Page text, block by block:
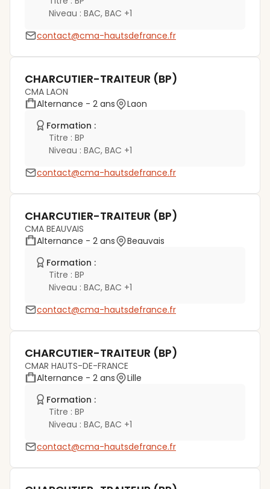
Niveau : BAC, BAC +1
contact@cma-hautsdefrance.fr
CHARCUTIER-TRAITEUR (BP)
CMA LAON
Alternance - 2 ans
Laon
Formation :
Titre : BP
Niveau : BAC, BAC +1
contact@cma-hautsdefrance.fr
CHARCUTIER-TRAITEUR (BP)
CMA BEAUVAIS
Alternance - 2 ans
Beauvais
Formation :
Titre : BP
Niveau : BAC, BAC +1
contact@cma-hautsdefrance.fr
CHARCUTIER-TRAITEUR (BP)
CMAR HAUTS-DE-FRANCE
Alternance - 2 ans
Lille
Formation :
Titre : BP
Niveau : BAC, BAC +1
contact@cma-hautsdefrance.fr